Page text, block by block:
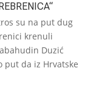
su na put dug
krenuli
Duzić
put da iz Hrvatske